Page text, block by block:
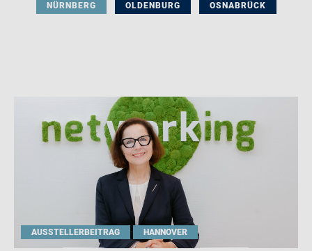
NÜRNBERG OLDENBURG OSNABRÜCK
AUSSTELLERBEITRAG HANNOVER